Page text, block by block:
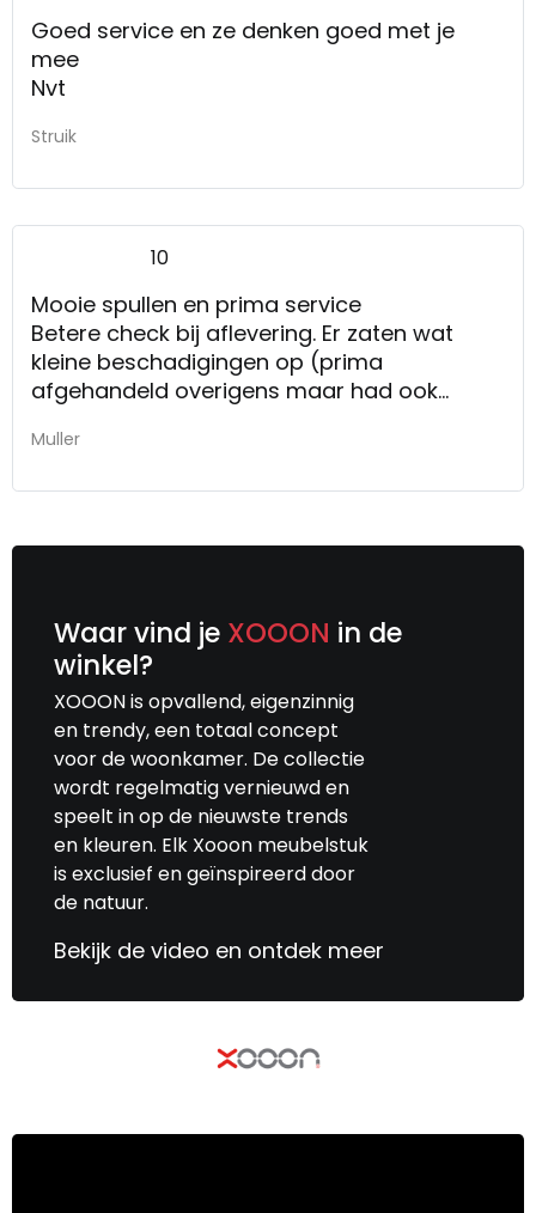
Goed service en ze denken goed met je
mee
Nvt
Struik
10
Mooie spullen en prima service
Betere check bij aflevering. Er zaten wat
kleine beschadigingen op (prima
afgehandeld overigens maar had ook
slecht woord over de bezorgers overigens,
Muller
Waar vind je XOOON in de
winkel?
XOOON is opvallend, eigenzinnig
en trendy, een totaal concept
voor de woonkamer. De collectie
wordt regelmatig vernieuwd en
speelt in op de nieuwste trends
en kleuren. Elk Xooon meubelstuk
is exclusief en geïnspireerd door
de natuur.
Bekijk de video en ontdek meer